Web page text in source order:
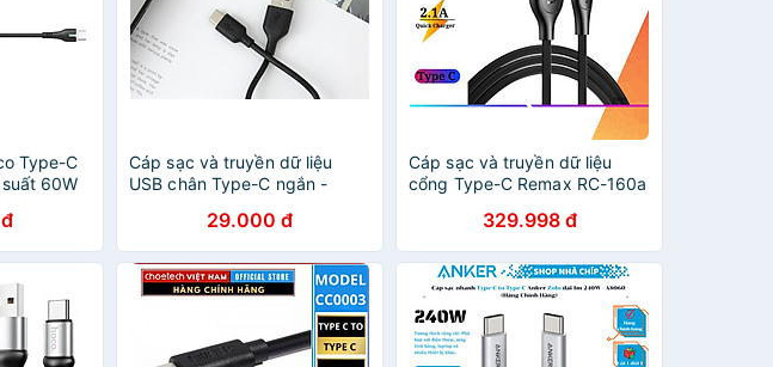
Type-C
60W
Cáp sạc và truyền dữ liệu
USB chân Type-C ngắn -
QUATECH29.000 đ
Cáp sạc và truyền dữ liệu
cổng Type-C Remax RC-160a
329.998 đ